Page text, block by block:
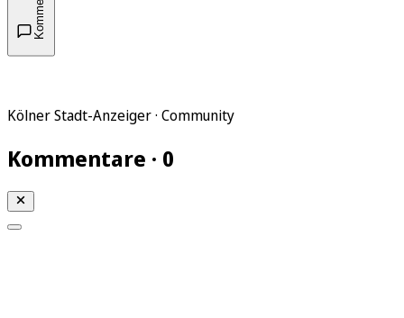
Kölner Stadt-Anzeiger · Community
Kommentare · 0